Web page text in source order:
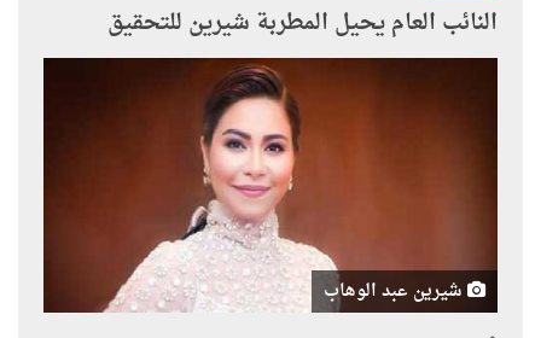
النائب العام يحيل المطربة شيرين للتحقيق
شيرين عبد الوهاب